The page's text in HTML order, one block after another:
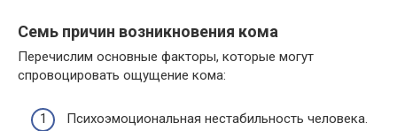
Семь причин возникновения кома
Перечислим основные факторы, которые могут
спровоцировать ощущение кома:
Психоэмоциональная нестабильность человека.